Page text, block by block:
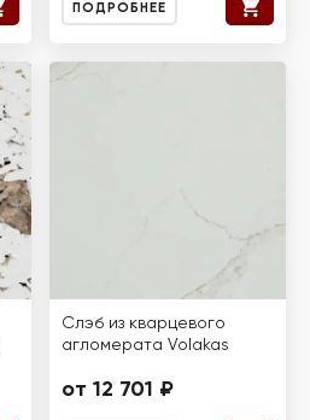
ПОДРОБНЕЕ
Слэб из кварцевого
агломерата Volakas
от 12 701 ₽